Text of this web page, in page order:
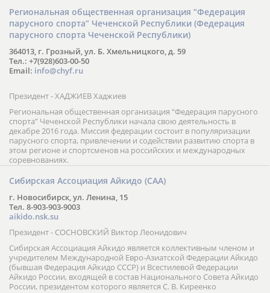
форме вебинаров и индивидуальных занятий, круглые столы
российских и международных тренеров, организация фестивалей;
онлайн трансляция мероприятий и турниров.
Региональная общественная организация “Федерация
парусного спорта” Чеченской Республики (Федерация
парусного спорта Чеченской Республики)
364013, г. Грозный, ул. Б. Хмельницкого, д. 59
Тел.: +7(928)603-00-50
Email: info@chyf.ru
Президент - ХАДЖИЕВ Хаджиев
Региональная общественная организация “Федерация парусного
спорта” Чеченской Республики начала свою деятельность в
декабре 2016 года. Миссия федерации состоит в популяризации
парусного спорта, привлечении и содействии развитию спорта в
этом регионе и спортсменов на российских и международных
соревнованиях.
Сибирская Ассоциация Айкидо (САА)
г. Новосибирск, ул. Ленина, 15
Тел. 8-903-903-9003
aikido.nsk.su
Президент - СОСНОВСКИЙ Виктор Леонидович
Сибирская Ассоциация Айкидо является коллективным членом и
учредителем Международной Евро-Азиатской Федерации Айкидо
(бывшая Федерация Айкидо СССР) и Всестилевой Федерации
Айкидо России, входящей в состав Национального Совета Айкидо
России, президентом которого является С. В. Киреенко